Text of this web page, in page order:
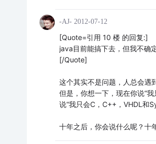
-AJ- 2012-07-12
[Quote=引用 10 楼 的回复:]
java目前能搞下去，但我不确
[/Quote]
这个其实不是问题，人总会遇
但是，你想一下，现在你说“
说“我只会C，C++，VHDL和
十年之后，你会说什么呢？十